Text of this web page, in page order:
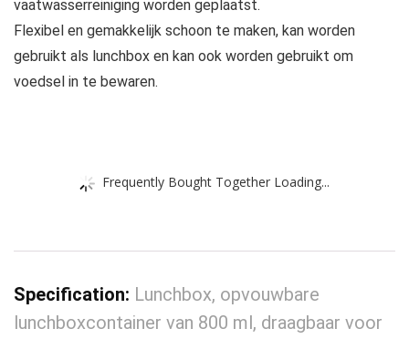
vaatwasserreiniging worden geplaatst.
Flexibel en gemakkelijk schoon te maken, kan worden
gebruikt als lunchbox en kan ook worden gebruikt om
voedsel in te bewaren.
Frequently Bought Together Loading...
Specification: Lunchbox, opvouwbare
lunchboxcontainer van 800 ml, draagbaar voor